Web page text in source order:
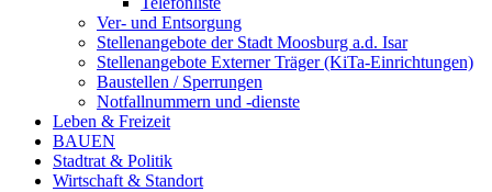
Ver- und Entsorgung
Stellenangebote der Stadt Moosburg a.d. Isar
Stellenangebote Externer Träger (KiTa-Einrichtungen)
Baustellen / Sperrungen
Notfallnummern und -dienste
Leben & Freizeit
BAUEN
Stadtrat & Politik
Wirtschaft & Standort